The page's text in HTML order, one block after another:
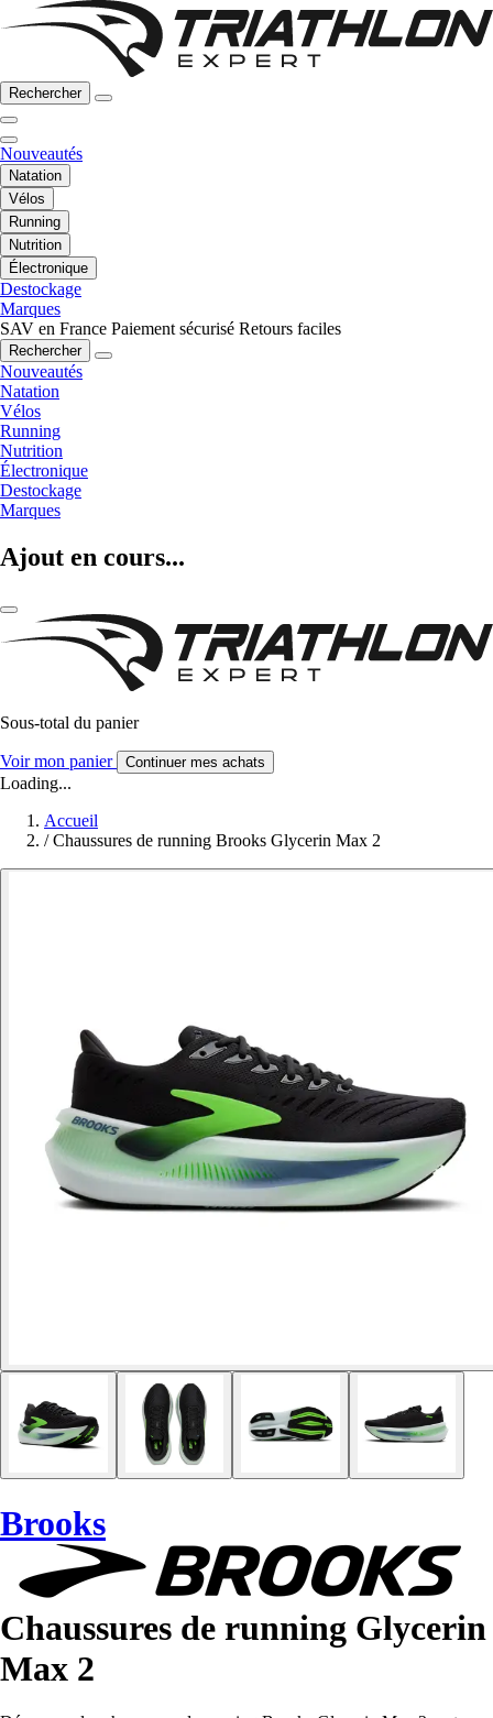
Rechercher
Nouveautés
Natation
Vélos
Running
Nutrition
Électronique
Destockage
Marques
SAV en France Paiement sécurisé Retours faciles
Rechercher
Nouveautés
Natation
Vélos
Running
Nutrition
Électronique
Destockage
Marques
Ajout en cours...
Sous-total du panier
Voir mon panier Continuer mes achats
Loading...
Accueil
/ Chaussures de running Brooks Glycerin Max 2
Brooks
Chaussures de running Glycerin
Max 2